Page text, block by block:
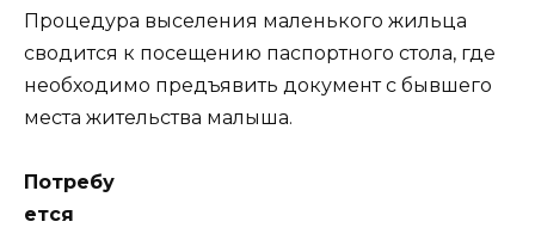
Процедура выселения маленького жильца
сводится к посещению паспортного стола, где
необходимо предъявить документ с бывшего
места жительства малыша.
Потребу
ется